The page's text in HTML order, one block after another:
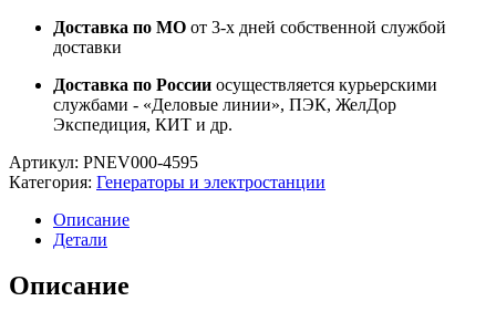
Доставка по МО от 3-х дней собственной службой
доставки
Доставка по России осуществляется курьерскими
службами - «Деловые линии», ПЭК, ЖелДор
Экспедиция, КИТ и др.
Артикул: PNEV000-4595
Категория: Генераторы и электростанции
Описание
Детали
Описание